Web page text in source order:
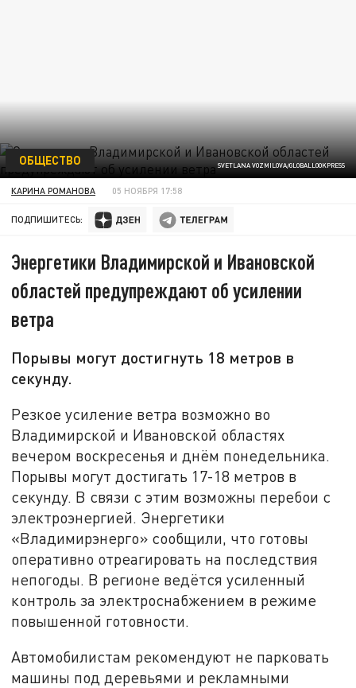
SVETLANA VOZMILOVA/GLOBALLOOKPRESS
ОБЩЕСТВО
КАРИНА РОМАНОВА 05 НОЯБРЯ 17:58
ПОДПИШИТЕСЬ:
Энергетики Владимирской и Ивановской
областей предупреждают об усилении
ветра
Порывы могут достигнуть 18 метров в
секунду.
Резкое усиление ветра возможно во
Владимирской и Ивановской областях
вечером воскресенья и днём понедельника.
Порывы могут достигать 17-18 метров в
секунду. В связи с этим возможны перебои с
электроэнергией. Энергетики
«Владимирэнерго» сообщили, что готовы
оперативно отреагировать на последствия
непогоды. В регионе ведётся усиленный
контроль за электроснабжением в режиме
повышенной готовности.
Автомобилистам рекомендуют не парковать
машины под деревьями и рекламными